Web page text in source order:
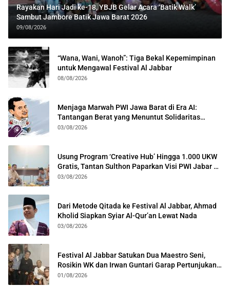
Rayakan Hari Jadi ke-18, YBJB Gelar Acara ‘Batik Walk’
Sambut Jambore Batik Jawa Barat 2026
09/08/2026
“Wana, Wani, Wanoh”: Tiga Bekal Kepemimpinan
untuk Mengawal Festival Al Jabbar
08/08/2026
Menjaga Marwah PWI Jawa Barat di Era AI:
Tantangan Berat yang Menuntut Solidaritas
Lintas Generasi
03/08/2026
Usung Program ‘Creative Hub’ Hingga 1.000 UKW
Gratis, Tantan Sulthon Paparkan Visi PWI Jabar di
Kota Bogor
03/08/2026
Dari Metode Qitada ke Festival Al Jabbar, Ahmad
Kholid Siapkan Syiar Al-Qur’an Lewat Nada
03/08/2026
Festival Al Jabbar Satukan Dua Maestro Seni,
Rosikin WK dan Irwan Guntari Garap Pertunjukan
Kolosal
01/08/2026